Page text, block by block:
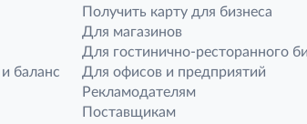
баланс
Получить карту для бизнеса
Для магазинов
Для гостинично-ресторанного
Для офисов и предприятий
Рекламодателям
Поставщикам